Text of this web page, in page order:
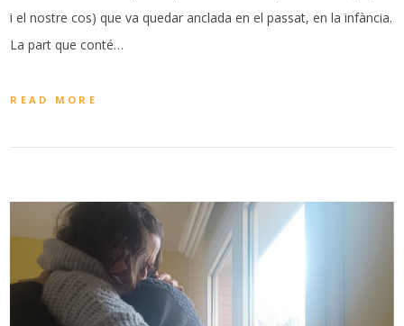
i el nostre cos) que va quedar anclada en el passat, en la infància.
La part que conté…
READ MORE